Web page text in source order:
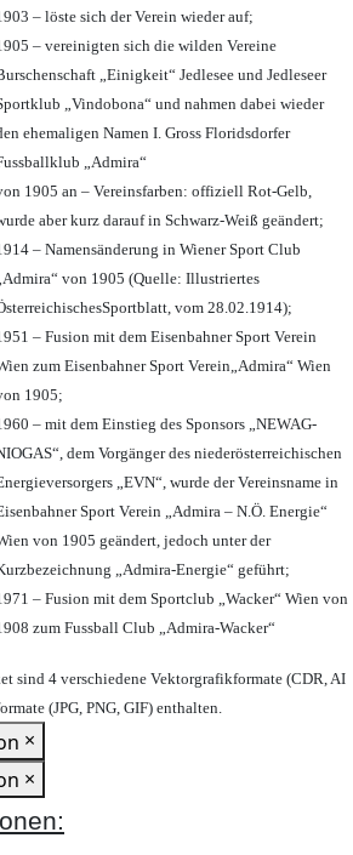
– löste sich der Verein wieder auf;
– vereinigten sich die wilden Vereine
„Einigkeit“ Jedlesee und Jedleseer
„Vindobona“ und nahmen dabei wieder
ehemaligen Namen I. Gross Floridsdorfer
„Admira“
1905 an – Vereinsfarben: offiziell Rot-Gelb,
aber kurz darauf in Schwarz-Weiß geändert;
– Namensänderung in Wiener Sport Club
„Admira“ von 1905 (Quelle: Illustriertes
vom 28.02.1914);
– Fusion mit dem Eisenbahner Sport Verein
zum Eisenbahner Sport Verein„Admira“ Wien
1905;
– mit dem Einstieg des Sponsors „NEWAG-
dem Vorgänger des niederösterreichischen
„EVN“, wurde der Vereinsname in
Sport Verein „Admira – N.Ö. Energie“
von 1905 geändert, jedoch unter der
„Admira-Energie“ geführt;
– Fusion mit dem Sportclub „Wacker“ Wien von
zum Fussball Club „Admira-Wacker“
sind 4 verschiedene Vektorgrafikformate (CDR, AI
(JPG, PNG, GIF) enthalten.
×
×